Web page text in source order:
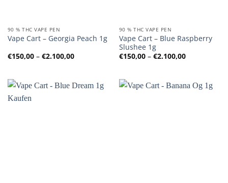
90 % THC VAPE PEN
Vape Cart – Georgia Peach 1g
€150,00 – €2.100,00Preisspanne:
€150,00
90 % THC VAPE PEN
Vape Cart – Blue Raspberry
Slushee 1g
€150,00 – €2.100,00
€150,00